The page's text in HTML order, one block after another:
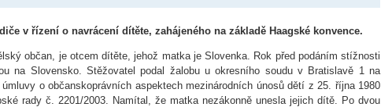
v řízení o navrácení dítěte, zahájeného na základě Haagské konvence.
občan, je otcem dítěte, jehož matka je Slovenka. Rok před podáním stížnosti
na Slovensko. Stěžovatel podal žalobu u okresního soudu v Bratislavě 1 na
o občanskoprávních aspektech mezinárodních únosů dětí z 25. října 1980
rady č. 2201/2003. Namítal, že matka nezákonně unesla jejich dítě. Po dvou